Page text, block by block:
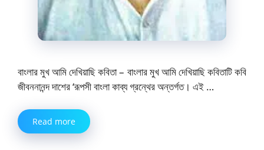
বাংলার মুখ আমি দেখিয়াছি কবিতা – বাংলার মুখ আমি দেখিয়াছি কবিতাটি কবি
জীবননানন্দ দাশের ‘রূপসী বাংলা কাব্য গ্রন্থের অন্তর্গত। এই …
Read more